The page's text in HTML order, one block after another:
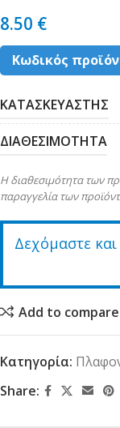
8.50 €
Κωδικός
ΚΑΤΑΣΚΕΥΑΣΤΗΣ
ΔΙΑΘΕΣΙΜΟΤΗΤΑ
Η διαθεσιμότητα των
παραγγελία των
Δεχόμαστε
Add to compare
Κατηγορία:
Share: